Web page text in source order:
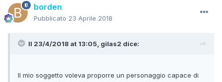
borden
Pubblicato 23 Aprile 2018
Il 23/4/2018 at 13:05, gilas2 dice:
Il mio soggetto voleva proporre un personaggio capace di